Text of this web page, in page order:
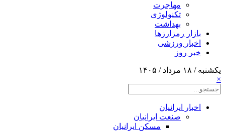
مهاجرت
تکنولوژی
بهداشت
بازار رمزارزها
اخبار ورزشی
خبر روز
یکشنبه / ۱۸ مرداد / ۱۴۰۵
×
اخبار ایرانیان
صنعت ایرانیان
مسکن ایرانیان